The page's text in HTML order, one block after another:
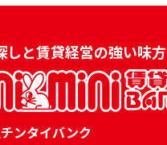
しと賃貸経営の強い味方
ンタイバンク